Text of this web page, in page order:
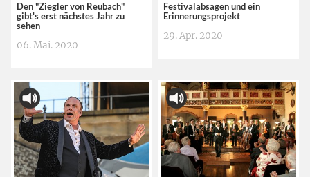
Den "Ziegler von Reubach"
gibt's erst nächstes Jahr zu
sehen
06. Mai. 2020
Festivalabsagen und ein
Erinnerungsprojekt
29. Apr. 2020